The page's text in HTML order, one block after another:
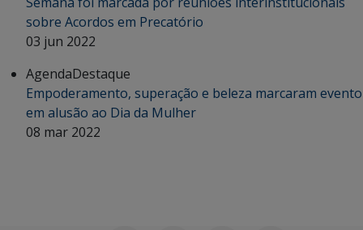
sobre Acordos em Precatório
03 jun 2022
AgendaDestaque
Empoderamento, superação e beleza marcaram evento
em alusão ao Dia da Mulher
08 mar 2022